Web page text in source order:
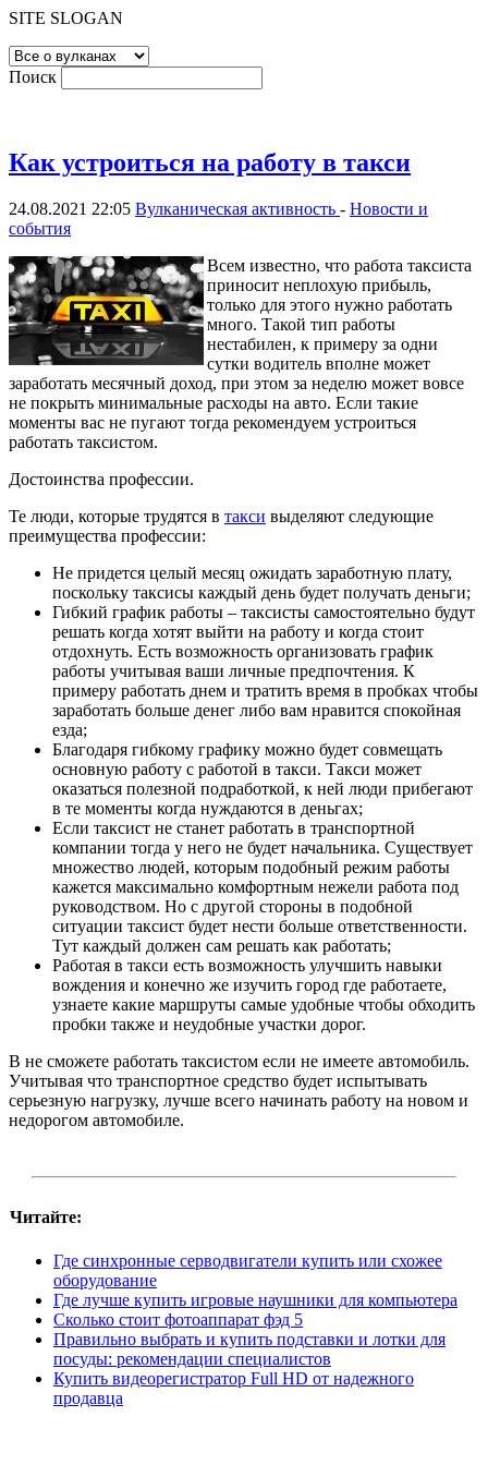
SITE SLOGAN
Поиск
Как устроиться на работу в такси
24.08.2021 22:05 Вулканическая активность - Новости и
события
Всем известно, что работа таксиста
приносит неплохую прибыль,
только для этого нужно работать
много. Такой тип работы
нестабилен, к примеру за одни
сутки водитель вполне может
заработать месячный доход, при этом за неделю может вовсе
не покрыть минимальные расходы на авто. Если такие
моменты вас не пугают тогда рекомендуем устроиться
работать таксистом.
Достоинства профессии.
Те люди, которые трудятся в такси выделяют следующие
преимущества профессии:
Не придется целый месяц ожидать заработную плату,
поскольку таксисы каждый день будет получать деньги;
Гибкий график работы – таксисты самостоятельно будут
решать когда хотят выйти на работу и когда стоит
отдохнуть. Есть возможность организовать график
работы учитывая ваши личные предпочтения. К
примеру работать днем и тратить время в пробках чтобы
заработать больше денег либо вам нравится спокойная
езда;
Благодаря гибкому графику можно будет совмещать
основную работу с работой в такси. Такси может
оказаться полезной подработкой, к ней люди прибегают
в те моменты когда нуждаются в деньгах;
Если таксист не станет работать в транспортной
компании тогда у него не будет начальника. Существует
множество людей, которым подобный режим работы
кажется максимально комфортным нежели работа под
руководством. Но с другой стороны в подобной
ситуации таксист будет нести больше ответственности.
Тут каждый должен сам решать как работать;
Работая в такси есть возможность улучшить навыки
вождения и конечно же изучить город где работаете,
узнаете какие маршруты самые удобные чтобы обходить
пробки также и неудобные участки дорог.
В не сможете работать таксистом если не имеете автомобиль.
Учитывая что транспортное средство будет испытывать
серьезную нагрузку, лучше всего начинать работу на новом и
недорогом автомобиле.
Читайте:
Где синхронные серводвигатели купить или схожее
оборудование
Где лучше купить игровые наушники для компьютера
Сколько стоит фотоаппарат фэд 5
Правильно выбрать и купить подставки и лотки для
посуды: рекомендации специалистов
Купить видеорегистратор Full HD от надежного
продавца